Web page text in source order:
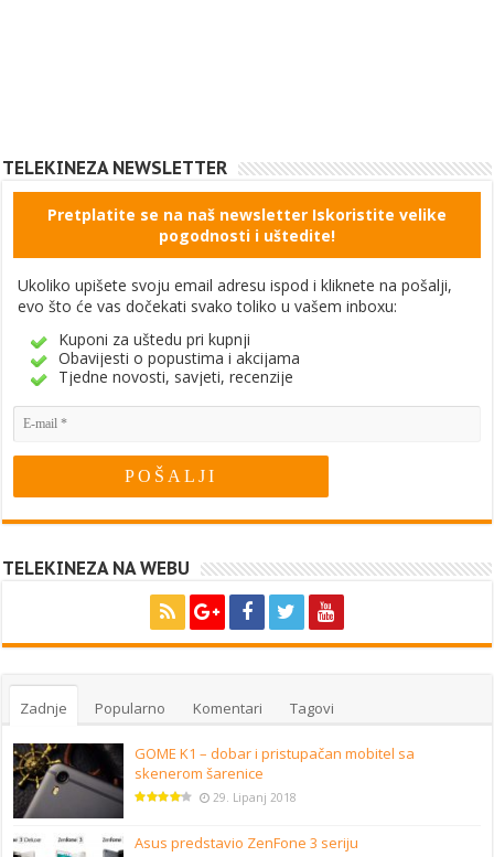
TELEKINEZA NEWSLETTER
Pretplatite se na naš newsletter Iskoristite velike
pogodnosti i uštedite!
Ukoliko upišete svoju email adresu ispod i kliknete na pošalji,
evo što će vas dočekati svako toliko u vašem inboxu:
Kuponi za uštedu pri kupnji
Obavijesti o popustima i akcijama
Tjedne novosti, savjeti, recenzije
TELEKINEZA NA WEBU
Zadnje Popularno Komentari Tagovi
GOME K1 – dobar i pristupačan mobitel sa
skenerom šarenice
29. Lipanj 2018
Asus predstavio ZenFone 3 seriju